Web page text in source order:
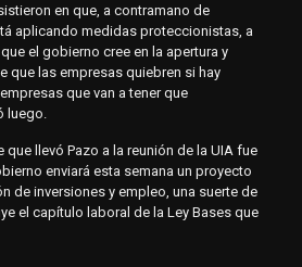
en que, a contramano de
aplicando medidas proteccionistas, a
el gobierno cree en la apertura y
que las empresas quiebren si hay
que van a tener que
luego.
llevó Pazo a la reunión de la UIA fue
enviará esta semana un proyecto
de inversiones y empleo, una suerte de
el capítulo laboral de la Ley Bases que